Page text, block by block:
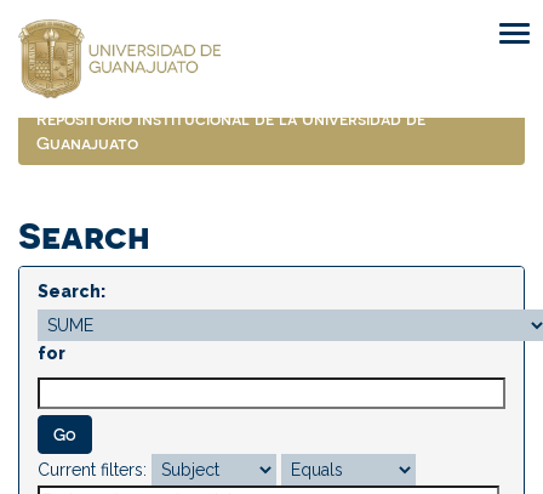
navigation
Repositorio Institucional de la Universidad de
Guanajuato
Search
Search:
for
Current filters: